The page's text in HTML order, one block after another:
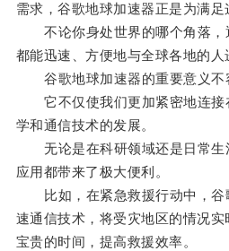
需求，谷歌地球加速器正是为满足
不论你身处世界的哪个角落，
都能迅速、方便地与全球各地的人
谷歌地球加速器的重要意义不
它不仅使我们更加紧密地连接
学和通信技术的发展。
无论是在科研领域还是日常生
应用都带来了极大便利。
比如，在紧急救援行动中，谷
速通信技术，将受灾地区的情况
宝贵的时间，提高救援效率。